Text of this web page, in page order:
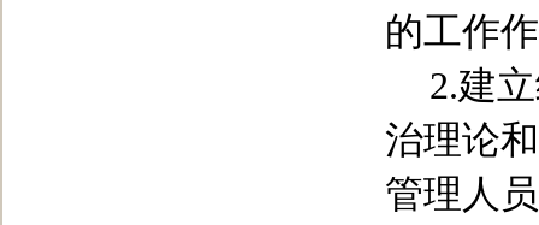
的工作
2.建
治理论
管理人